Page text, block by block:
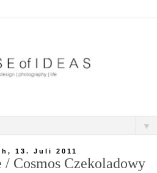
▼
13. Juli 2011
/ Cosmos Czekoladowy